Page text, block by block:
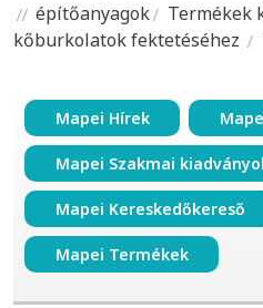
építőanyagok
Termékek
kőburkolatok fektetéséhez
Mapei Hírek
Mapei Szakmai
Mapei Kereskedőkereső
Mapei Termékek